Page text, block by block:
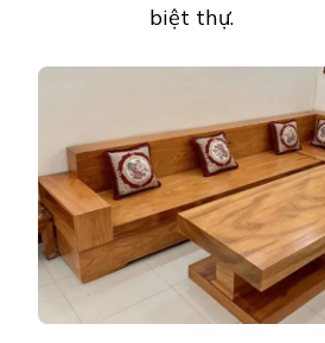
biệt thự.